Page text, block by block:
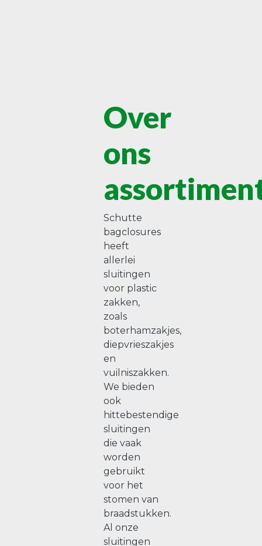
Over
ons
Schutte
bagclosures
heeft
allerlei
sluitingen
voor plastic
zakken,
zoals
boterhamzakjes,
diepvrieszakjes
en
vuilniszakken.
We bieden
ook
hittebestendige
sluitingen
die vaak
worden
gebruikt
voor het
stomen van
braadstukken.
Al onze
sluitingen